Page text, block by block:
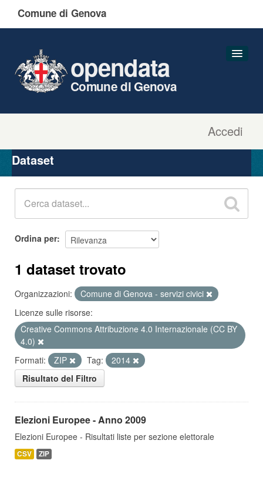
Comune di Genova
Accedi
opendata
Comune di Genova
Organizzazioni
Gruppi
Dataset
Ordina per
1 dataset trovato
Organizzazioni:
Comune di Genova - servizi civici
Licenze sulle risorse:
Creative Commons Attribuzione 4.0 Internazionale (CC BY
4.0)
Formati:
ZIP Tag:
2014
Risultato del Filtro
Elezioni Europee - Anno 2009
Elezioni Europee - Risultati liste per sezione elettorale
CSV ZIP